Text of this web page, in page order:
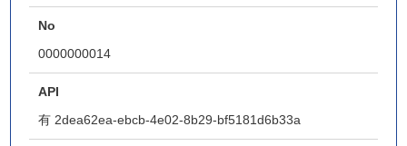
No
0000000014
API
有 2dea62ea-ebcb-4e02-8b29-bf5181d6b33a